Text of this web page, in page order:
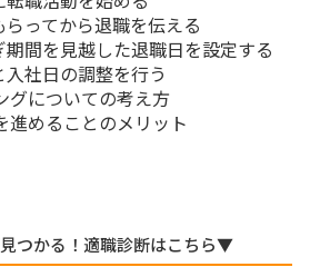
ってから退職を伝える
間を見越した退職日を設定する
社日の調整を行う
グについての考え方
進めることのメリット
つかる！適職診断はこちら▼